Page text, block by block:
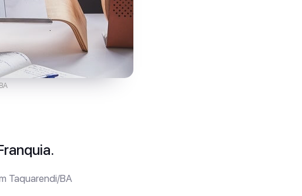
Taquarendi/BA